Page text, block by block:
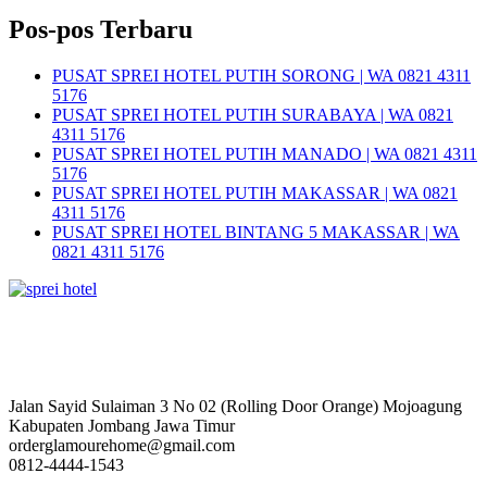
Pos-pos Terbaru
PUSAT SPREI HOTEL PUTIH SORONG | WA 0821 4311
5176
PUSAT SPREI HOTEL PUTIH SURABAYA | WA 0821
4311 5176
PUSAT SPREI HOTEL PUTIH MANADO | WA 0821 4311
5176
PUSAT SPREI HOTEL PUTIH MAKASSAR | WA 0821
4311 5176
PUSAT SPREI HOTEL BINTANG 5 MAKASSAR | WA
0821 4311 5176
Jalan Sayid Sulaiman 3 No 02 (Rolling Door Orange) Mojoagung
Kabupaten Jombang Jawa Timur
orderglamourehome@gmail.com
0812-4444-1543